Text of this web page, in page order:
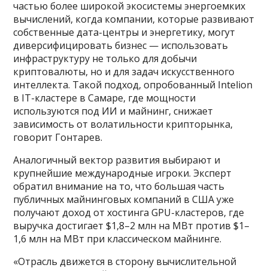
частью более широкой экосистемы энергоемких
вычислений, когда компании, которые развивают
собственные дата-центры и энергетику, могут
диверсифицировать бизнес — использовать
инфраструктуру не только для добычи
криптовалюты, но и для задач искусственного
интеллекта. Такой подход, опробованный Intelion
в IT-кластере в Самаре, где мощности
используются под ИИ и майнинг, снижает
зависимость от волатильности крипторынка,
говорит Гонтарев.
Аналогичный вектор развития выбирают и
крупнейшие международные игроки. Эксперт
обратил внимание на то, что большая часть
публичных майнинговых компаний в США уже
получают доход от хостинга GPU-кластеров, где
выручка достигает $1,8–2 млн на МВт против $1–
1,6 млн на МВт при классическом майнинге.
«Отрасль движется в сторону вычислительной